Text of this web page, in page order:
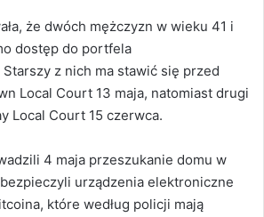
że dwóch mężczyzn w wieku 41 i
dostęp do portfela
z nich ma stawić się przed
Local Court 13 maja, natomiast drugi
Local Court 15 czerwca.
4 maja przeszukanie domu w
urządzenia elektroniczne
które według policji mają